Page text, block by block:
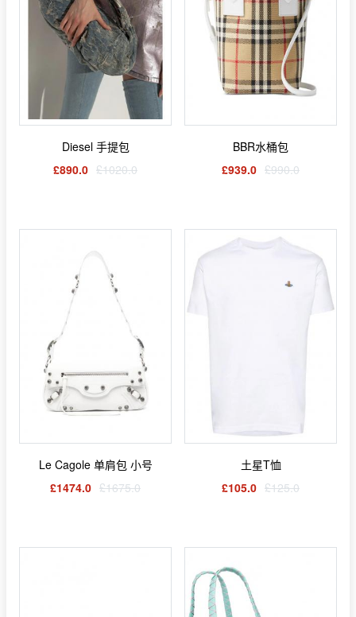
Diesel 手提包
£890.0 £1020.0
BBR水桶包
£939.0 £990.0
Le Cagole 单肩包 小号
£1474.0 £1675.0
土星T恤
£105.0 £125.0